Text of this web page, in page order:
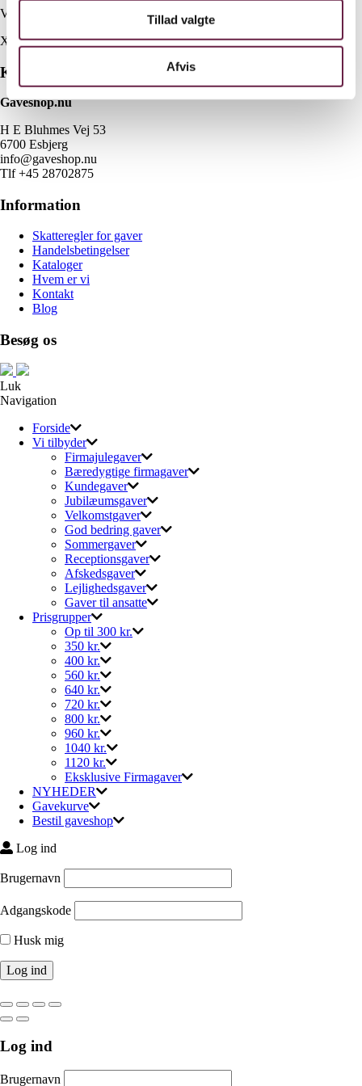
Tillad valgte
Afvis
Vejl. pris kr. 2098,-
X
Kontakt
Gaveshop.nu
H E Bluhmes Vej 53
6700 Esbjerg
info@gaveshop.nu
Tlf +45 28702875
Information
Skatteregler for gaver
Handelsbetingelser
Kataloger
Hvem er vi
Kontakt
Blog
Besøg os
Luk
Navigation
Forside
Vi tilbyder
Firmajulegaver
Bæredygtige firmagaver
Kundegaver
Jubilæumsgaver
Velkomstgaver
God bedring gaver
Sommergaver
Receptionsgaver
Afskedsgaver
Lejlighedsgaver
Gaver til ansatte
Prisgrupper
Op til 300 kr.
350 kr.
400 kr.
560 kr.
640 kr.
720 kr.
800 kr.
960 kr.
1040 kr.
1120 kr.
Eksklusive Firmagaver
NYHEDER
Gavekurve
Bestil gaveshop
Log ind
Brugernavn
Adgangskode
Husk mig
Log ind
Brugernavn